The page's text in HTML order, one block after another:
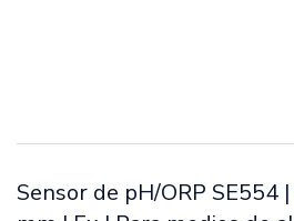
Sensor de pH/ORP SE554